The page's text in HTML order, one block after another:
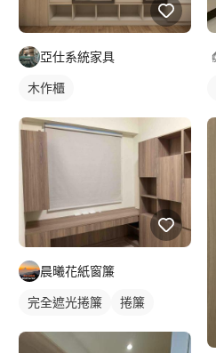
亞仕系統家具
木作櫃
晨曦花紙窗簾
完全遮光捲簾 捲簾